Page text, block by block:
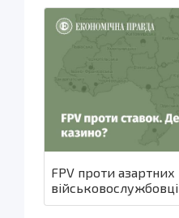
FPV проти азартних